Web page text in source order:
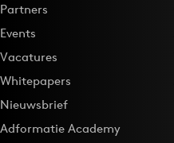
Partners
Events
Vacatures
Whitepapers
Nieuwsbrief
Adformatie Academy